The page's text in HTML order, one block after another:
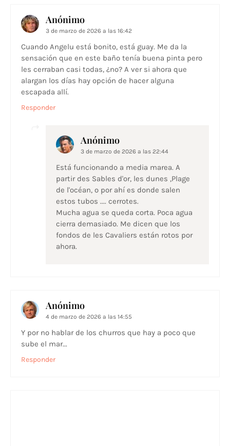
Anónimo
3 de marzo de 2026 a las 16:42
Cuando Angelu está bonito, está guay. Me da la
sensación que en este baño tenía buena pinta pero
les cerraban casi todas, ¿no? A ver si ahora que
alargan los días hay opción de hacer alguna
escapada allí.
Responder
Anónimo
3 de marzo de 2026 a las 22:44
Está funcionando a media marea. A
partir des Sables d'or, les dunes ,Plage
de l'océan, o por ahí es donde salen
estos tubos .... cerrotes.
Mucha agua se queda corta. Poca agua
cierra demasiado. Me dicen que los
fondos de les Cavaliers están rotos por
ahora.
Anónimo
4 de marzo de 2026 a las 14:55
Y por no hablar de los churros que hay a poco que
sube el mar...
Responder